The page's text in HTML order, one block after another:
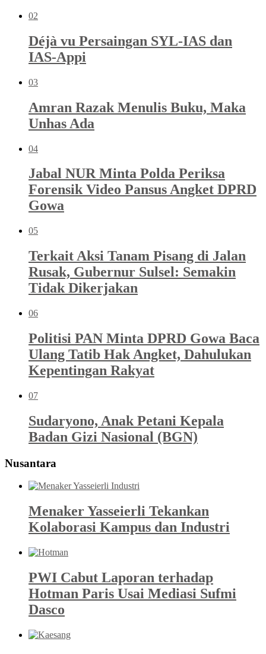
02
Déjà vu Persaingan SYL-IAS dan
IAS-Appi
03
Amran Razak Menulis Buku, Maka
Unhas Ada
04
Jabal NUR Minta Polda Periksa
Forensik Video Pansus Angket DPRD
Gowa
05
Terkait Aksi Tanam Pisang di Jalan
Rusak, Gubernur Sulsel: Semakin
Tidak Dikerjakan
06
Politisi PAN Minta DPRD Gowa Baca
Ulang Tatib Hak Angket, Dahulukan
Kepentingan Rakyat
07
Sudaryono, Anak Petani Kepala
Badan Gizi Nasional (BGN)
Nusantara
Menaker Yasseierli Tekankan
Kolaborasi Kampus dan Industri
PWI Cabut Laporan terhadap
Hotman Paris Usai Mediasi Sufmi
Dasco